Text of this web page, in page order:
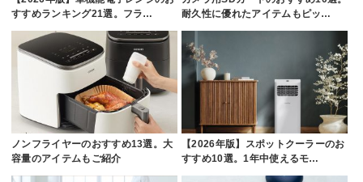
すすめランキング21選。フラ…
耐久性に優れたアイテムもピッ…
ノンフライヤーのおすすめ13選。大
容量のアイテムもご紹介
【2026年版】スポットクーラーのお
すすめ10選。1年中使えるモ…